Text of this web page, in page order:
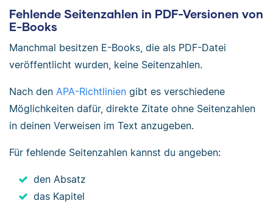
Fehlende Seitenzahlen in PDF-Versionen von
E-Books
Manchmal besitzen E-Books, die als PDF-Datei
veröffentlicht wurden, keine Seitenzahlen.
Nach den APA-Richtlinien gibt es verschiedene
Möglichkeiten dafür, direkte Zitate ohne Seitenzahlen
in deinen Verweisen im Text anzugeben.
Für fehlende Seitenzahlen kannst du angeben:
den Absatz
das Kapitel